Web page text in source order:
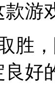
款游
胜
良好